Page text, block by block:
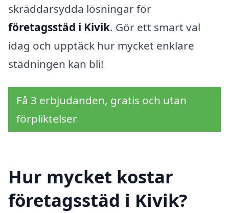
skräddarsydda lösningar för
företagsstäd i Kivik. Gör ett smart val
idag och upptäck hur mycket enklare
städningen kan bli!
Få 3 erbjudanden, gratis och utan
förpliktelser
Hur mycket kostar
företagsstäd i Kivik?